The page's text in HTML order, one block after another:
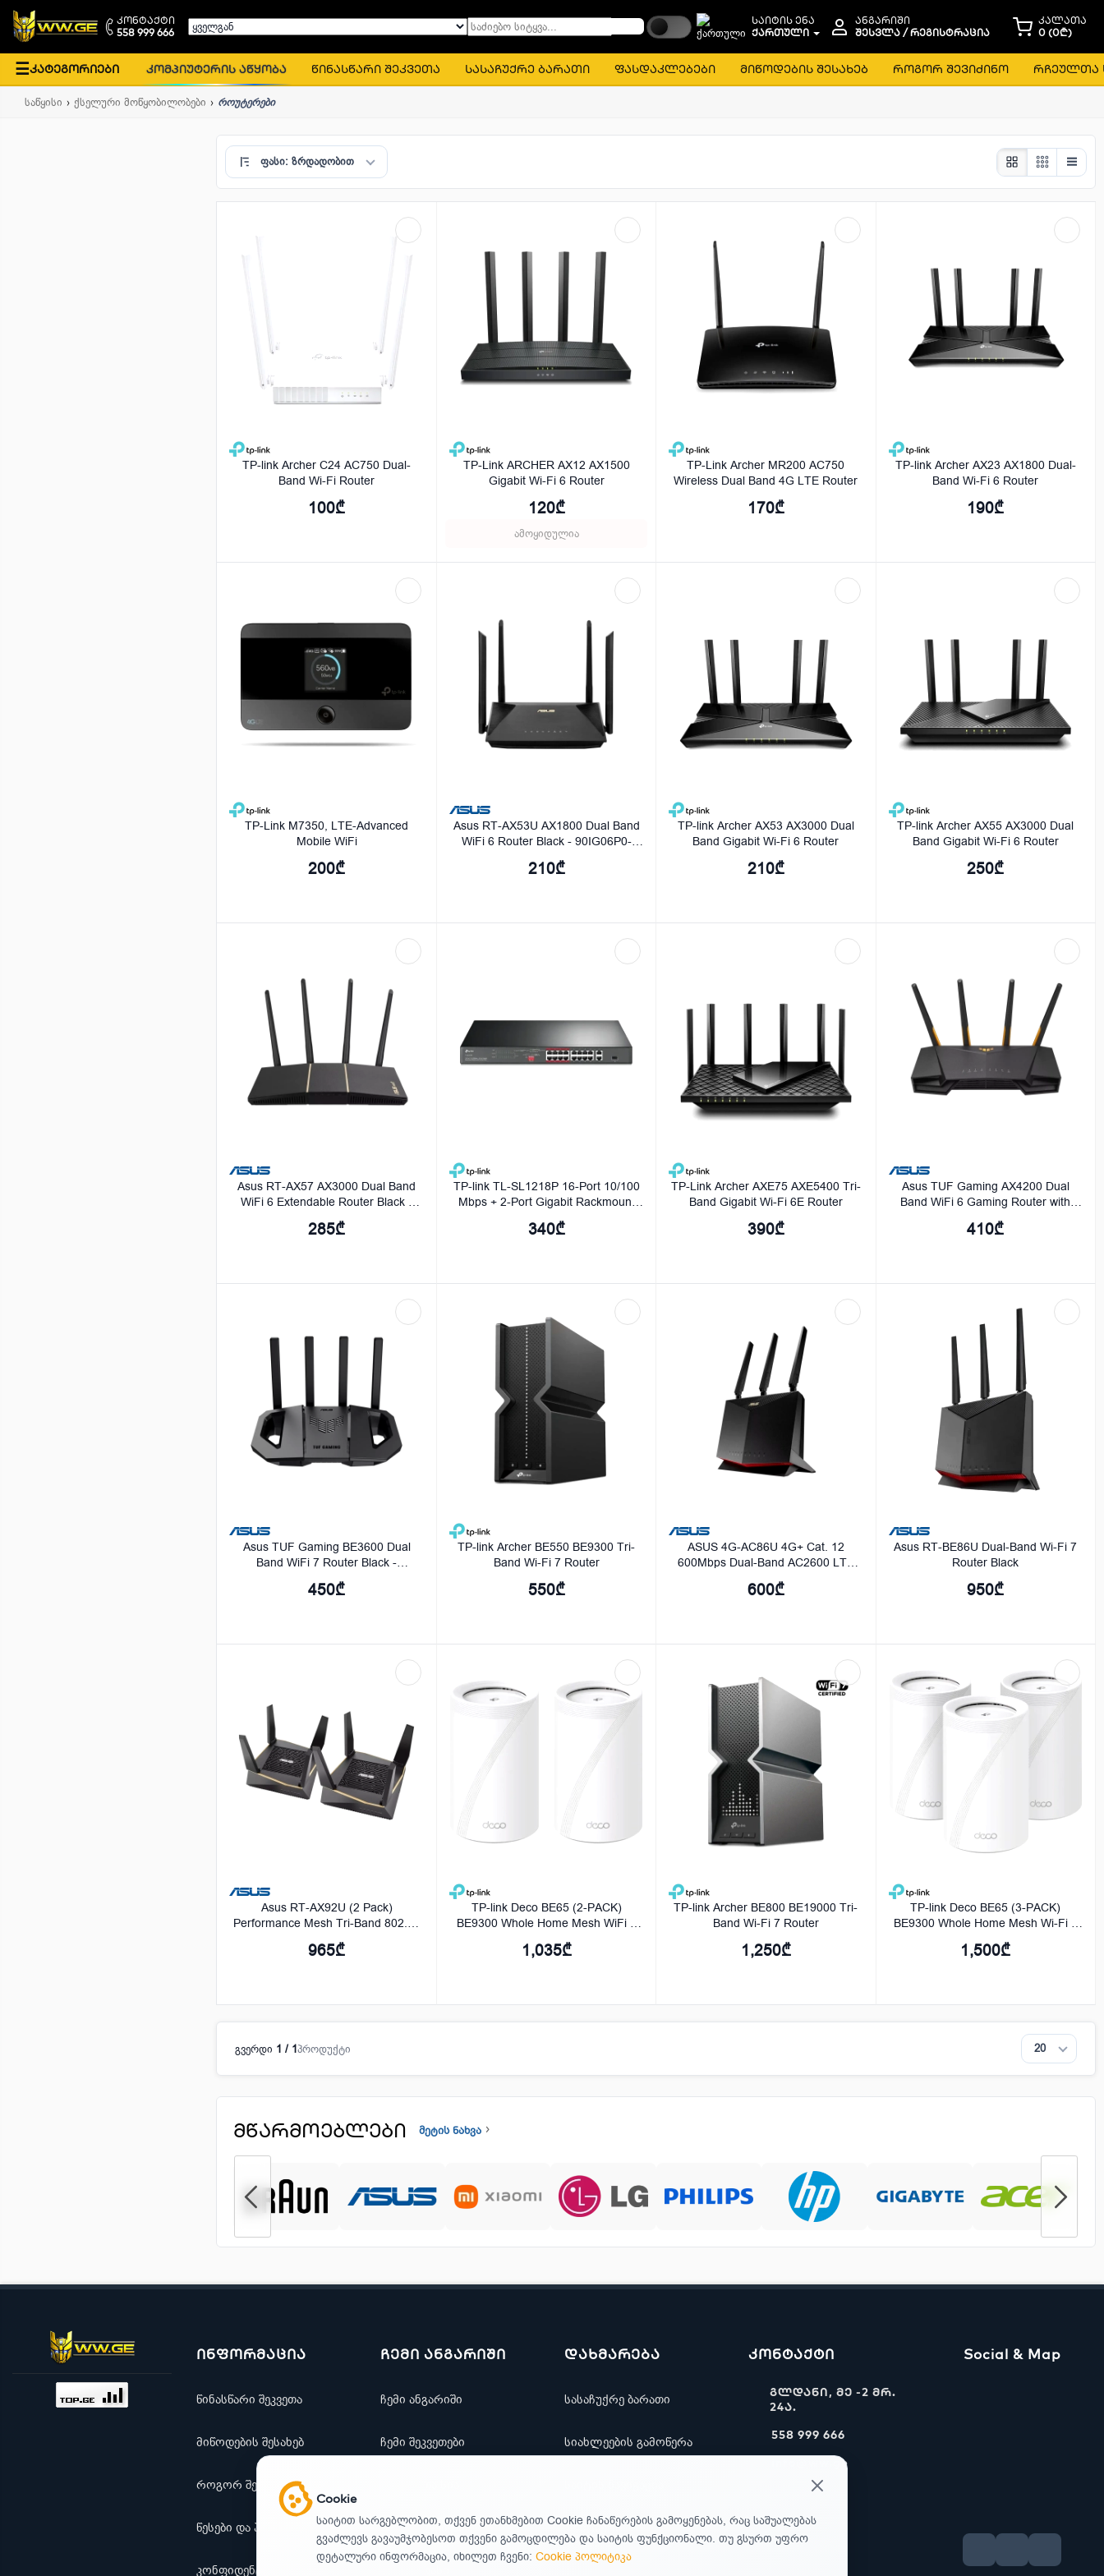
კონტაქტი
558 999 666
ყველგან საძიებო სიტყვა...
საიტის ენა
ᲥᲐᲠᲗᲣᲚᲘ
ანგარიში
ᲨᲔᲡᲕᲚᲐ / ᲠᲔᲒᲘᲡᲢᲠᲐᲪᲘᲐ
კალათა
0 (0₾)
☰კატეგორიები კომპიუტერის აწყობა წინასწარი შეკვეთა სასაჩუქრე ბარათი ფასდაკლებები მიწოდების შესახებ როგორ შევიძინო რჩეულთა
საწყისი ქსელური მოწყობილობები როუტერები
TP-link Archer C24 AC750 Dual-
Band Wi-Fi Router
100₾
TP-Link ARCHER AX12 AX1500
Gigabit Wi-Fi 6 Router
120₾
ამოყიდულია
TP-Link Archer MR200 AC750
Wireless Dual Band 4G LTE Router
170₾
TP-link Archer AX23 AX1800 Dual-
Band Wi-Fi 6 Router
190₾
TP-Link M7350, LTE-Advanced
Mobile WiFi
200₾
Asus RT-AX53U AX1800 Dual Band
WiFi 6 Router Black - 90IG06P0-
MO3510
210₾
TP-link Archer AX53 AX3000 Dual
Band Gigabit Wi-Fi 6 Router
210₾
TP-link Archer AX55 AX3000 Dual
Band Gigabit Wi-Fi 6 Router
250₾
Asus RT-AX57 AX3000 Dual Band
WiFi 6 Extendable Router Black -
90IG06Z0-MO3C00
285₾
TP-link TL-SL1218P 16-Port 10/100
Mbps + 2-Port Gigabit Rackmount
Switch with 16-Port PoE+
340₾
TP-Link Archer AXE75 AXE5400 Tri-
Band Gigabit Wi-Fi 6E Router
390₾
Asus TUF Gaming AX4200 Dual
Band WiFi 6 Gaming Router with
Mobile Game Mode - 90IG07Q0-
MO3100
410₾
Asus TUF Gaming BE3600 Dual
Band WiFi 7 Router Black -
90IG0900-MO9C00
450₾
TP-link Archer BE550 BE9300 Tri-
Band Wi-Fi 7 Router
550₾
ASUS 4G-AC86U 4G+ Cat. 12
600Mbps Dual-Band AC2600 LTE
Modem Router
600₾
Asus RT-BE86U Dual-Band Wi-Fi 7
Router Black
950₾
Asus RT-AX92U (2 Pack)
Performance Mesh Tri-Band 802.11
AX6100 Wi-Fi Route
965₾
TP-link Deco BE65 (2-PACK)
BE9300 Whole Home Mesh WiFi 7
1,035₾
TP-link Archer BE800 BE19000 Tri-
Band Wi-Fi 7 Router
1,250₾
TP-link Deco BE65 (3-PACK)
BE9300 Whole Home Mesh Wi-Fi 7
1,500₾
გვერდი 1 / 1პროდუქტი
ᲛᲬᲐᲠᲛᲝᲔᲑᲚᲔᲑᲘ მეტის ნახვა
ინფორმაცია
წინასწარი შეკვეთა
მიწოდების შესახებ
როგორ შევიძინო
წესები და პირობები
კონფიდენციალურობა
ჩემი ანგარიში
ჩემი ანგარიში
ჩემი შეკვეთები
ფასდაკლებები
დახმარება
სასაჩუქრე ბარათი
სიახლეების გამოწერა
კონტაქტი
კონტაქტი
გლდანი, მე -2 მრ.
24ა.
558 999 666
info@ww.ge
Social & Map
Cookie
საიტით სარგებლობით, თქვენ ეთანხმებით Cookie ჩანაწერების გამოყენებას, რაც საშუალებას
გვაძლევს გავაუმჯობესოთ თქვენი გამოცდილება და საიტის ფუნქციონალი. თუ გსურთ უფრო
დეტალური ინფორმაცია, იხილეთ ჩვენი: Cookie პოლიტიკა